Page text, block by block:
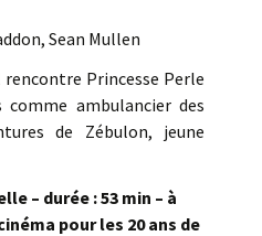
Sean Mullen
rencontre Princesse Perle
ambulancier des
de Zébulon, jeune
– durée : 53 min – à
pour les 20 ans de